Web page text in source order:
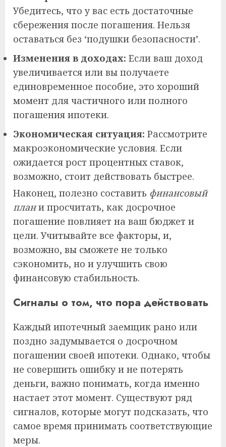
Убедитесь, что у вас есть достаточные
сбережения после погашения. Нельзя
оставаться без ‘подушки безопасности’.
Изменения в доходах: Если ваш доход
увеличивается или вы получаете
единовременное пособие, это хороший
момент для частичного или полного
погашения ипотеки.
Экономическая ситуация: Рассмотрите
макроэкономические условия. Если
ожидается рост процентных ставок,
возможно, стоит действовать быстрее.
Наконец, полезно составить финансовый
плани просчитать, как досрочное
погашение повлияет на ваш бюджет и
цели. Учитывайте все факторы, и,
возможно, вы сможете не только
сэкономить, но и улучшить свою
финансовую стабильность.
Сигналы о том, что пора действовать
Каждый ипотечный заемщик рано или
поздно задумывается о досрочном
погашении своей ипотеки. Однако, чтобы
не совершить ошибку и не потерять
деньги, важно понимать, когда именно
настает этот момент. Существуют ряд
сигналов, которые могут подсказать, что
самое время принимать соответствующие
меры.